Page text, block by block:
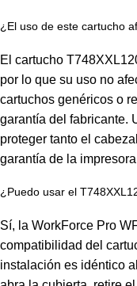
¿El uso de este cartucho
El cartucho
por lo que su uso no
cartuchos genéricos o
garantía del fabricante.
proteger tanto el
garantía de la
¿Puedo usar el
Sí, la WorkForce Pro
compatibilidad del
instalación es idéntico